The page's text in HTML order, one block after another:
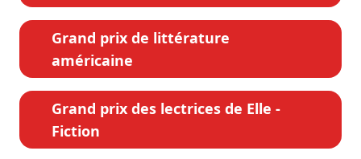
Grand prix de littérature
américaine
Grand prix des lectrices de Elle -
Fiction